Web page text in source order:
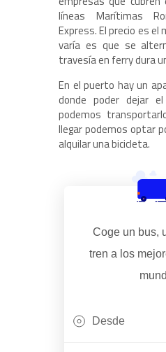
líneas Marítimas
Express. El precio es el
varía es que se
travesía en ferry dura
En el puerto hay un
donde poder dejar
podemos
llegar podemos optar
alquilar una bicicleta.
Coge un bus,
tren a los